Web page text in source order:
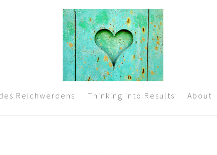
Reichwerdens Thinking into Results About